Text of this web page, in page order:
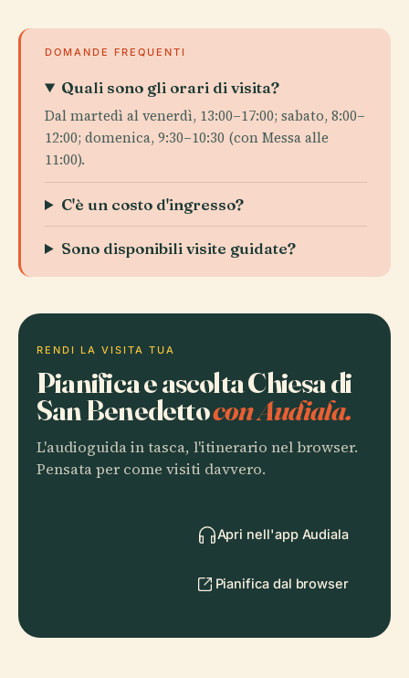
DOMANDE FREQUENTI
Quali sono gli orari di visita?
Dal martedì al venerdì, 13:00–17:00; sabato, 8:00–
12:00; domenica, 9:30–10:30 (con Messa alle
11:00).
C'è un costo d'ingresso?
Sono disponibili visite guidate?
RENDI LA VISITA TUA
Pianifica e ascolta Chiesa di
San Benedettocon Audiala.
L'audioguida in tasca, l'itinerario nel browser.
Pensata per come visiti davvero.
Apri nell'app Audiala
Pianifica dal browser